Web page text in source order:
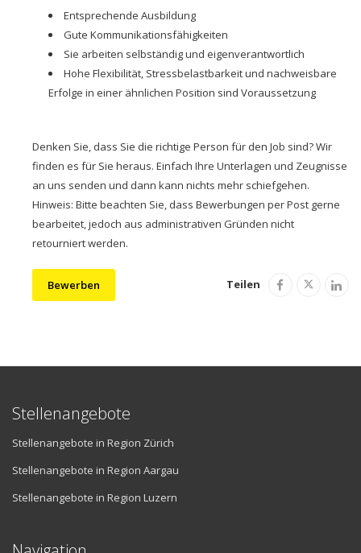
Entsprechende Ausbildung
Gute Kommunikationsfähigkeiten
Sie arbeiten selbständig und eigenverantwortlich
Hohe Flexibilität, Stressbelastbarkeit und nachweisbare
Erfolge in einer ähnlichen Position sind Voraussetzung
Denken Sie, dass Sie die richtige Person für den Job sind? Wir
finden es für Sie heraus. Einfach Ihre Unterlagen und Zeugnisse
an uns senden und dann kann nichts mehr schiefgehen.
Hinweis: Bitte beachten Sie, dass Bewerbungen per Post gerne
bearbeitet, jedoch aus administrativen Gründen nicht
retourniert werden.
Bewerben Teilen
Stellenangebote
Stellenangebote in Region Zürich
Stellenangebote in Region Aargau
Stellenangebote in Region Luzern